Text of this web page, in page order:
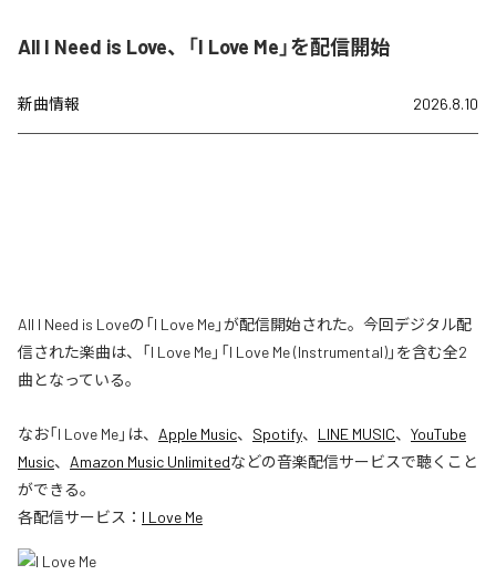
All I Need is Love、「I Love Me」を配信開始
新曲情報 2026.8.10
All I Need is Loveの「I Love Me」が配信開始された。今回デジタル配
信された楽曲は、「I Love Me」「I Love Me (Instrumental)」を含む全2
曲となっている。
なお「I Love Me」は、 Apple Music、 Spotify、 LINE MUSIC、 YouTube
Music、 Amazon Music Unlimitedなどの音楽配信サービスで聴くこと
ができる。
各配信サービス： I Love Me